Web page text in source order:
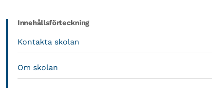
Innehållsförteckning
Kontakta skolan
Om skolan